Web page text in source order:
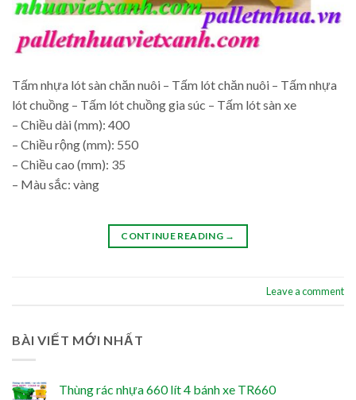
Tấm nhựa lót sàn chăn nuôi – Tấm lót chăn nuôi – Tấm nhựa
lót chuồng – Tấm lót chuồng gia súc – Tấm lót sàn xe
– Chiều dài (mm): 400
– Chiều rộng (mm): 550
– Chiều cao (mm): 35
– Màu sắc: vàng
CONTINUE READING →
Leave a comment
BÀI VIẾT MỚI NHẤT
Thùng rác nhựa 660 lít 4 bánh xe TR660